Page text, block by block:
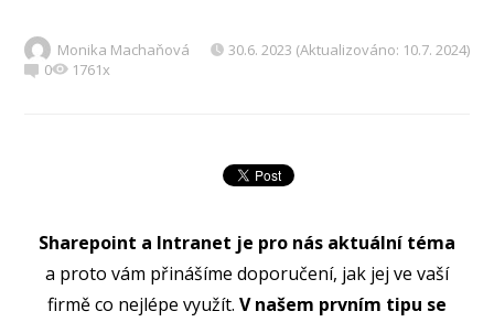
Monika Machaňová
30.6. 2023 (Aktualizováno: 10.7. 2024)
0
1761x
Sharepoint a Intranet je pro nás aktuální téma
a proto vám přinášíme doporučení, jak jej ve vaší
firmě co nejlépe využít. V našem prvním tipu se